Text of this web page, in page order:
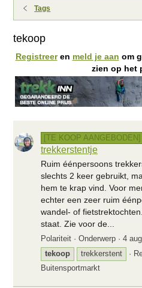
Tags
tekoop
Registreeren meld je aan om
zien op het
[TE KOOP AANGEBODEN]
trekkerstentje
Ruim éénpersoons
slechts 2 keer gebruikt,
hem te krap vind. Voor
echter een zeer ruim
wandel- of
staat. Zie voor de...
Polariteit Onderwerp 4
tekoop
trekkerstent
Buitensportmarkt